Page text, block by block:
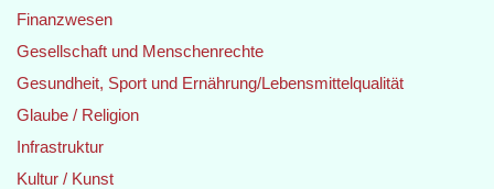
Finanzwesen
Gesellschaft und Menschenrechte
Gesundheit, Sport und Ernährung/Lebensmittelqualität
Glaube / Religion
Infrastruktur
Kultur / Kunst